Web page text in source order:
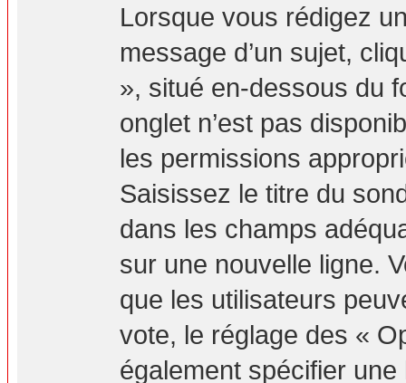
Lorsque vous rédigez
message d’un sujet,
», situé en-dessous du
onglet n’est pas
les permissions
Saisissez le titre du
dans les champs
sur une nouvelle ligne.
que les utilisateurs
vote, le réglage des «
également spécifier